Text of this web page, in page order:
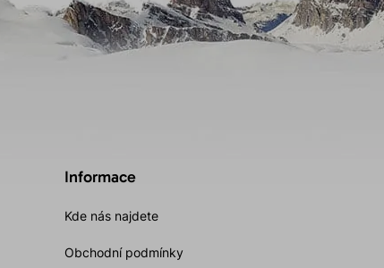
Informace
Kde nás najdete
Obchodní podmínky